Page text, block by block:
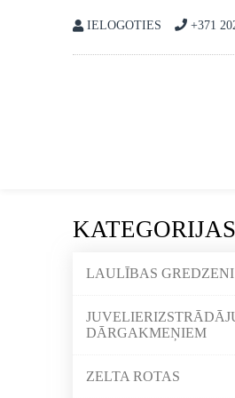
IELOGOTIES +371
KATEGORIJAS
LAULĪBAS GREDZENI
DĀRGAKMEŅIEM
ZELTA ROTAS